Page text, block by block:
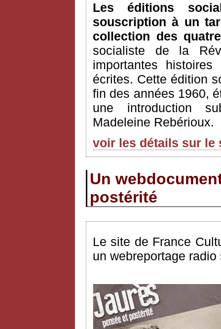
Les éditions
souscription à un
collection des
socialiste de la
importantes
écrites. Cette édition
fin des années 1960,
une introduction
Madeleine Rebérioux.
voir les détails sur le
Un
postérité
Le site de France
un webreportage